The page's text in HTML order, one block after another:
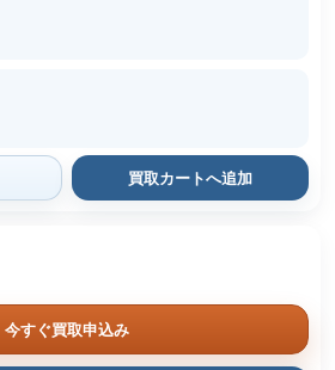
買取カートへ追加
今すぐ買取申込み